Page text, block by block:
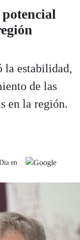
la estabilidad,
de las
en la región.
en